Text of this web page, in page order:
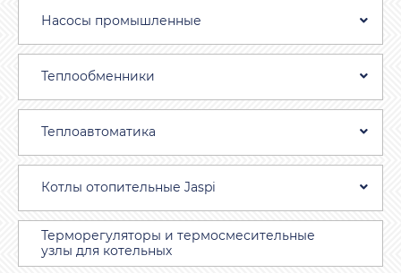
Насосы промышленные
Теплообменники
Теплоавтоматика
Котлы отопительные Jaspi
Терморегуляторы и термосмесительные
узлы для котельных